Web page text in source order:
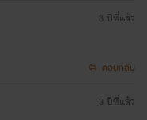
3 ปีที่แล้ว
ตอบกลับ
3 ปีที่แล้ว